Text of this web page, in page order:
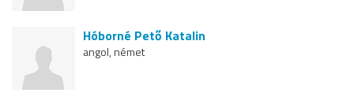
Hóborné Pető Katalin
angol, német